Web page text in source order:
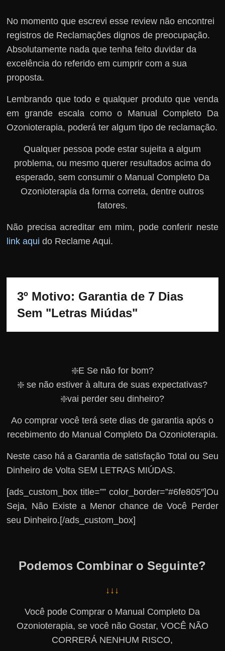
No momento que escrevi esse review não encontrei
registros de Reclamações dignos de preocupação.
Absolutamente nada que tenha feito duvidar da
excelência do referido em cumprir com a sua
proposta.
Lembrando que todo e qualquer produto que venda
em grande escala como o Manual Completo Da
Ozonioterapia, poderá ter algum tipo de reclamação.
Qualquer pessoa pode estar sujeita a algum
problema, ou mesmo querer resultados acima do
esperado, sem consumir o Manual Completo Da
Ozonioterapia da forma correta, dentre outros
fatores.
Não precisa acreditar em mim, pode conferir neste
link aqui do Reclame Aqui.
3º Motivo: Garantia de 7 Dias
Sem "Letras Miúdas"
❇️E Se não for bom?
❇️ se não estiver à altura de suas expectativas?
❇️vai perder seu dinheiro?
Ao comprar você terá sete dias de garantia após o
recebimento do Manual Completo Da Ozonioterapia.
Neste caso há a Garantia de satisfação Total ou Seu
Dinheiro de Volta SEM LETRAS MIÚDAS.
[ads_custom_box title=”” color_border=”#6fe805″]Ou
Seja, Não Existe a Menor chance de Você Perder
seu Dinheiro.[/ads_custom_box]
Podemos Combinar o Seguinte?
↓↓↓
Você pode Comprar o Manual Completo Da
Ozonioterapia, se você não Gostar, VOCÊ NÃO
CORRERÁ NENHUM RISCO,